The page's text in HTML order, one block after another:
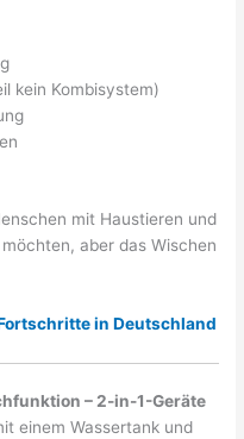
kein Kombisystem)
mit Haustieren und
aber das Wischen
in Deutschland
– 2-in-1-Geräte
einem Wassertank und